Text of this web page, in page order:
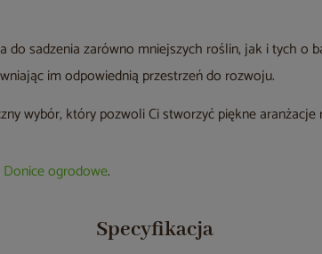
do sadzenia zarówno mniejszych roślin, jak i tych o
im odpowiednią przestrzeń do rozwoju.
wybór, który pozwoli Ci stworzyć piękne
Donice ogrodowe.
Specyfikacja